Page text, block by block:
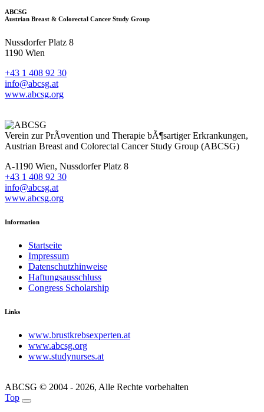
ABCSG
Austrian Breast & Colorectal Cancer Study Group
Nussdorfer Platz 8
1190 Wien
+43 1 408 92 30
info@abcsg.at
www.abcsg.org
Verein zur PrÃ¤vention und Therapie bÃ¶sartiger Erkrankungen,
Austrian Breast and Colorectal Cancer Study Group (ABCSG)
A-1190 Wien, Nussdorfer Platz 8
+43 1 408 92 30
info@abcsg.at
www.abcsg.org
Information
Startseite
Impressum
Datenschutzhinweise
Haftungsausschluss
Congress Scholarship
Links
www.brustkrebsexperten.at
www.abcsg.org
www.studynurses.at
ABCSG © 2004 - 2026, Alle Rechte vorbehalten
Top